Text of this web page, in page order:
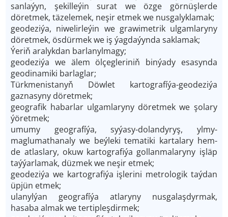
sanlaýyn, şekilleýin surat we özge görnüşlerde
döretmek, täzelemek, neşir etmek we nusgalyklamak;
geodeziýa, niwelirleýin we grawimetrik ulgamlaryny
döretmek, ösdürmek we iş ýagdaýynda saklamak;
Ýeriň aralykdan barlanylmagy;
geodeziýa we älem ölçegleriniň binýady esasynda
geodinamiki barlaglar;
Türkmenistanyň Döwlet kartografíýa-geodeziýa
gaznasyny döretmek;
geografik habarlar ulgamlaryny döretmek we şolary
ýöretmek;
umumy geografíýa, syýasy-dolandyryş, ylmy-
maglumathanaly we beýleki tematiki kartalary hem-
de atlaslary, okuw kartografiýa gollanmalaryny işläp
taýýarlamak, düzmek we neşir etmek;
geodeziýa we kartografiýa işlerini metrologik taýdan
üpjün etmek;
ulanylýan geografíýa atlaryny nusgalaşdyrmak,
hasaba almak we tertipleşdirmek;